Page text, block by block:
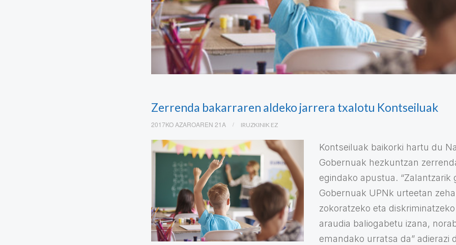
Zerrenda bakarraren aldeko jarrera txalotu Kontseiluak
2017KO AZAROAREN 21A IRUZKINIK EZ
Kontseiluak baikorki hartu du
Gobernuak hezkuntzan
egindako apustua. “Zalantzarik
Gobernuak UPNk urteetan
zokoratzeko eta
araudia baliogabetu izana,
emandako urratsa da” adierazi